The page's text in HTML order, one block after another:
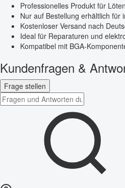
Professionelles Produkt für
Nur auf Bestellung erhältlich für
Kostenloser Versand nach
Ideal für Reparaturen und
Kompatibel mit BGA-
Kundenfragen &
Frage stellen